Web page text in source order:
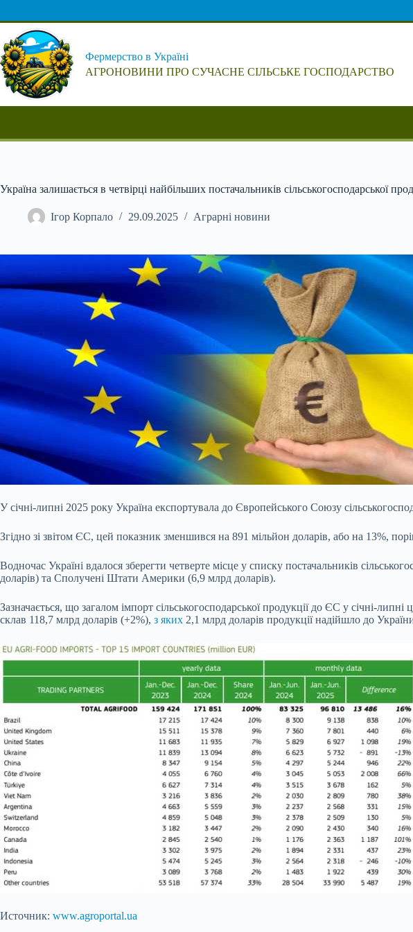
вмісту
Фермерство в Україні
АГРОНОВИНИ ПРО СУЧАСНЕ СІЛЬСЬКЕ ГОСПОДАРСТВО
Україна залишається в четвірці найбільших постачальників сільськогосподарської
Ігор Корпало 29.09.2025 Аграрні новини
У січні-липні 2025 року Україна експортувала до Європейського Союзу
Згідно зі звітом ЄС, цей показник зменшився на 891 мільйон доларів, або на 13%,
Водночас Україні вдалося зберегти четверте місце у списку постачальників
доларів) та Сполучені Штати Америки (6,9 млрд доларів).
Зазначається, що загалом імпорт сільськогосподарської продукції до ЄС у січні-
склав 118,7 млрд доларів (+2%), з яких 2,1 млрд доларів продукції надійшло до
Источник: www.agroportal.ua